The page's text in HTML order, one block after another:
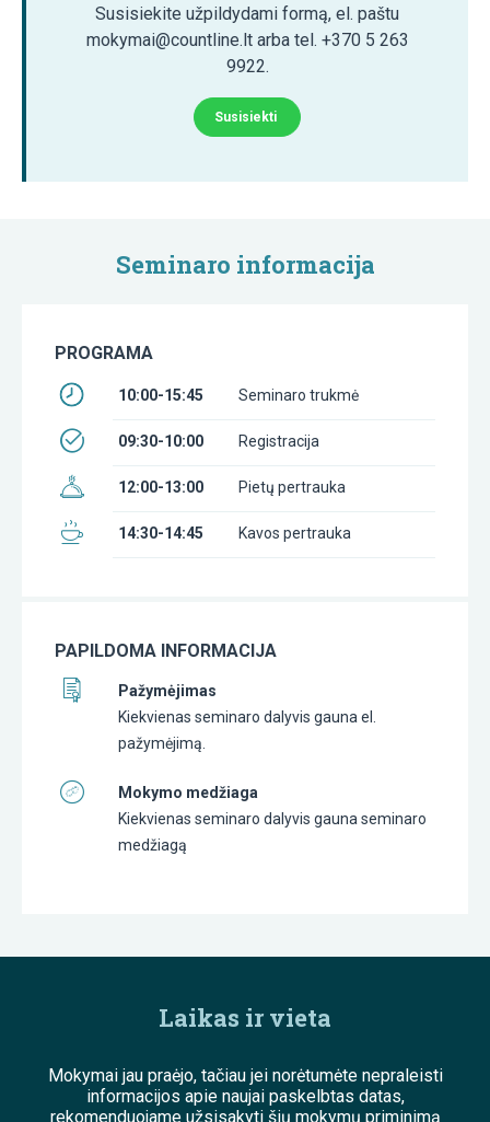
Susisiekite užpildydami formą, el. paštu
mokymai@countline.lt arba tel. +370 5 263
9922.
Susisiekti
Seminaro informacija
PROGRAMA
10:00-15:45 Seminaro trukmė
09:30-10:00 Registracija
12:00-13:00 Pietų pertrauka
14:30-14:45 Kavos pertrauka
PAPILDOMA INFORMACIJA
Pažymėjimas
Kiekvienas seminaro dalyvis gauna el.
pažymėjimą.
Mokymo medžiaga
Kiekvienas seminaro dalyvis gauna seminaro
medžiagą
Laikas ir vieta
Mokymai jau praėjo, tačiau jei norėtumėte nepraleisti
informacijos apie naujai paskelbtas datas,
rekomenduojame užsisakyti šių mokymų priminimą